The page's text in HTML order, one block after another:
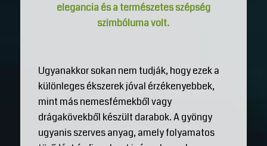
elegancia és a természetes szépség
szimbóluma volt.
Ugyanakkor sokan nem tudják, hogy ezek a
különleges ékszerek jóval érzékenyebbek,
mint más nemesfémekből vagy
drágakövekből készült darabok. A gyöngy
ugyanis szerves anyag, amely folyamatos